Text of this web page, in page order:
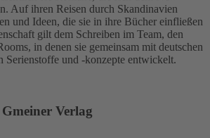
Auf ihren Reisen durch Skandinavien
und Ideen, die sie in ihre Bücher einfließen
gilt dem Schreiben im Team, den
in denen sie gemeinsam mit deutschen
Serienstoffe und -konzepte entwickelt.
Verlag